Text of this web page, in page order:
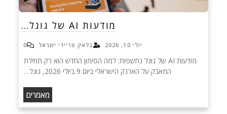
מודעות AI של גוגל…
יולי 10, 2026 בלאק פריידי ישראל 0
מודעות AI של גוגל נחשפות: למה הסימון החדש הוא רק תחילת
המאבק על הארנק הישראלי ביום 9 ביולי 2026, גוגל…
מאמרים